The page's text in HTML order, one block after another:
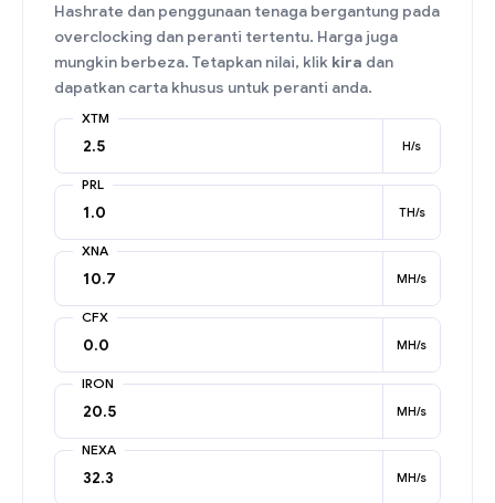
Hashrate dan penggunaan tenaga bergantung pada
overclocking dan peranti tertentu. Harga juga
mungkin berbeza. Tetapkan nilai, klik kira dan
dapatkan carta khusus untuk peranti anda.
XTM
H/s
PRL
TH/s
XNA
MH/s
CFX
MH/s
IRON
MH/s
NEXA
MH/s